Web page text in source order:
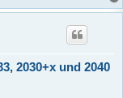
2030+x und 2040